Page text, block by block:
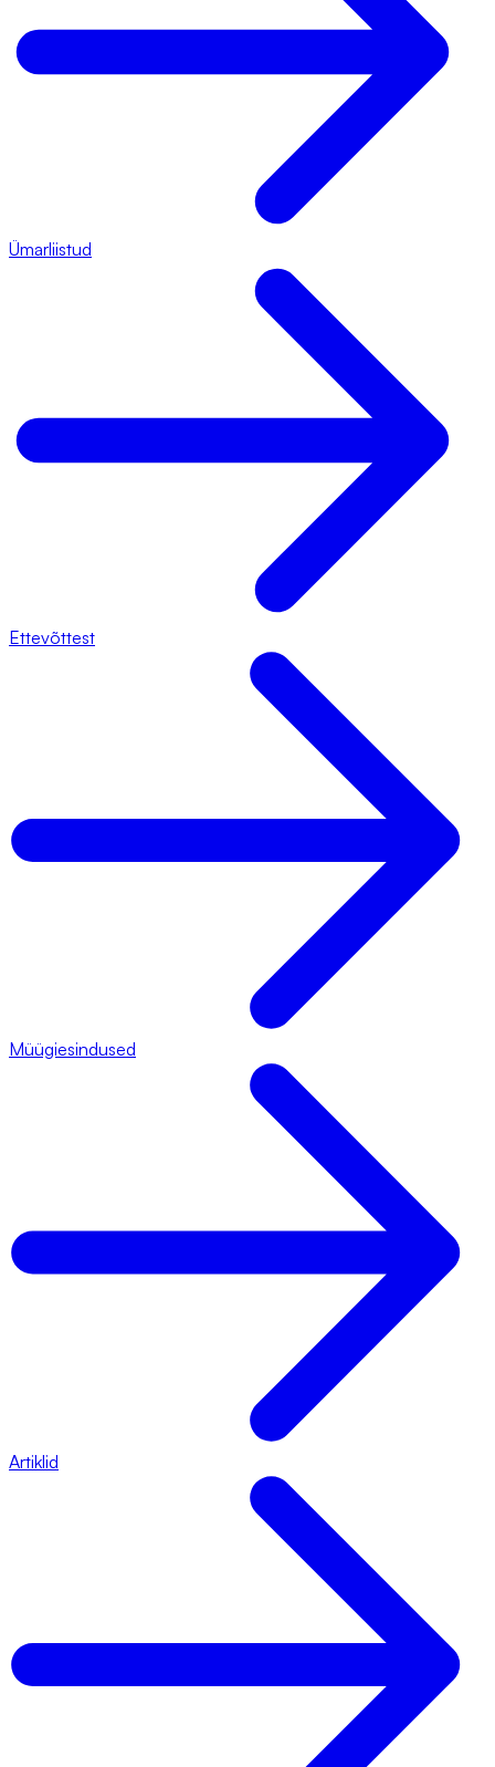
Ümarliistud
Ettevõttest
Müügiesindused
Artiklid